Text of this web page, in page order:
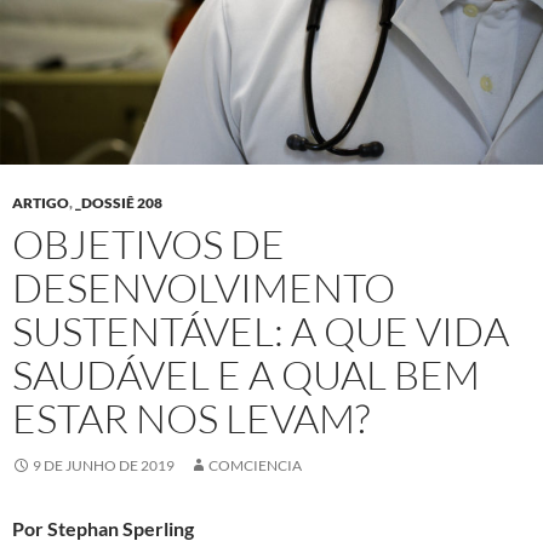
ARTIGO, _DOSSIÊ 208
OBJETIVOS DE
DESENVOLVIMENTO
SUSTENTÁVEL: A QUE VIDA
SAUDÁVEL E A QUAL BEM
ESTAR NOS LEVAM?
9 DE JUNHO DE 2019 COMCIENCIA
Por Stephan Sperling